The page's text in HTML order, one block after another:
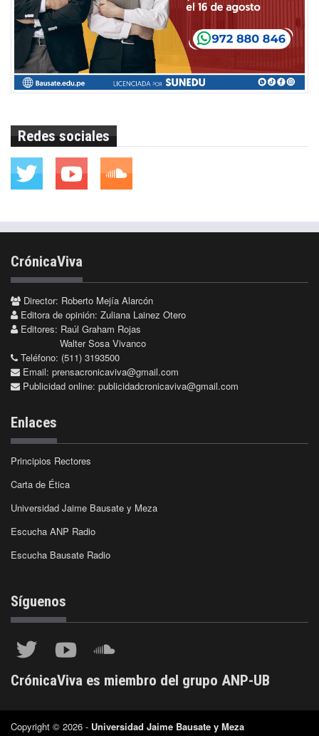
Redes sociales
CrónicaViva
Director: Roberto Mejía Alarcón
Editora de opinión: Zuliana Lainez Otero
Editores: Raúl Graham Rojas
Walter Sosa Vivanco
Teléfono: (511) 3193500
Email: prensacronicaviva@gmail.com
Publicidad online: publicidadcronicaviva@gmail.com
Enlaces
Principios Rectores
Carta de Ética
Universidad Jaime Bausate y Meza
Escucha ANP Radio
Escucha Bausate Radio
Síguenos
CrónicaViva es miembro del grupo ANP-UB
Copyright © 2026 - Universidad Jaime Bausate y Meza